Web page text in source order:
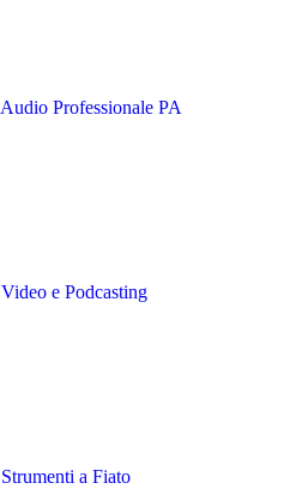
Audio Professionale PA
Video e Podcasting
Strumenti a Fiato